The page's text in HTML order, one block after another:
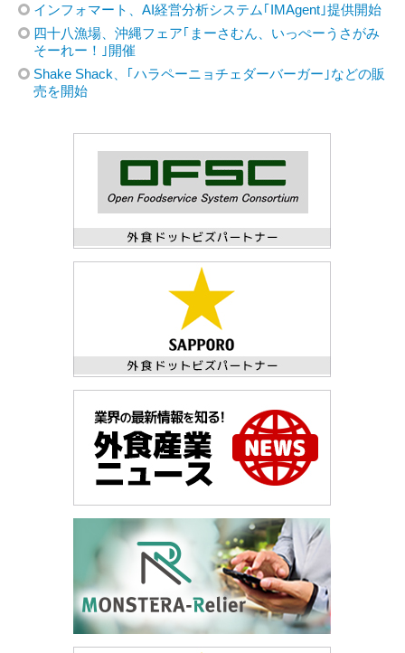
インフォマート、AI経営分析システム｢IMAgent｣提供開始
四十八漁場、沖縄フェア｢まーさむん、いっぺーうさがみ
そーれー！｣開催
Shake Shack、｢ハラペーニョチェダーバーガー｣などの販
売を開始